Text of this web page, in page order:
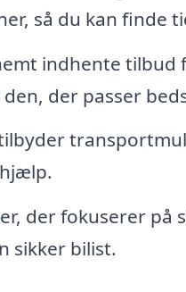
så du kan finde
indhente tilbud
der passer
der fokuserer på
sikker bilist.